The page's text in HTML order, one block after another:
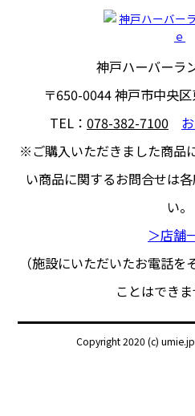
神戸ハーバーラ
〒650-0044神戸市中央
TEL： 078-382-7100
※ご購入いただきました商品
い商品に関するお問合せは
い。
＞店舗
（施設にいただいたお電話
ことはできま
Copyright 2020 (c)